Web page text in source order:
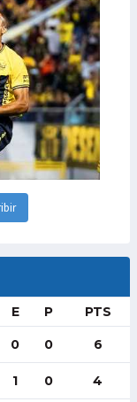
E P PTS
0 0 6
1 0 4